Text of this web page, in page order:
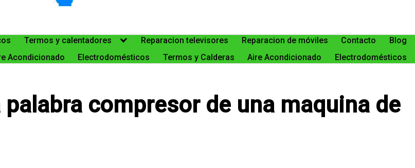
Termos y calentadores Reparacion televisores Reparacion de móviles Contacto
Blog
Acondicionado Electrodomésticos Termos y Calderas Aire Acondicionado Electrodomésticos
compresor de una maquina de